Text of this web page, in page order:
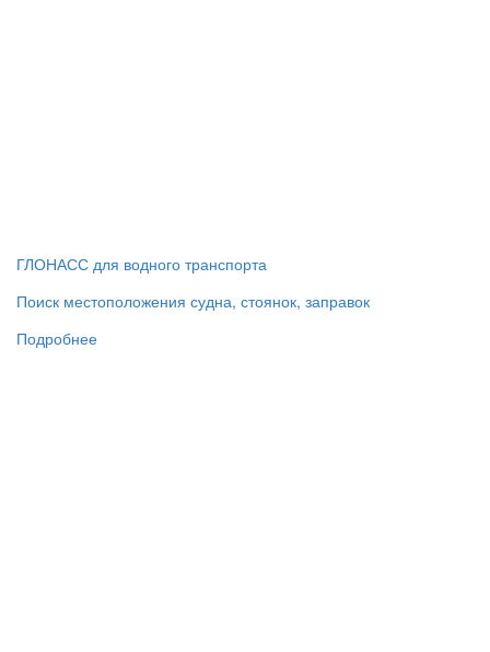
ГЛОНАСС для водного транспорта
Поиск местоположения судна, стоянок, заправок
Подробнее